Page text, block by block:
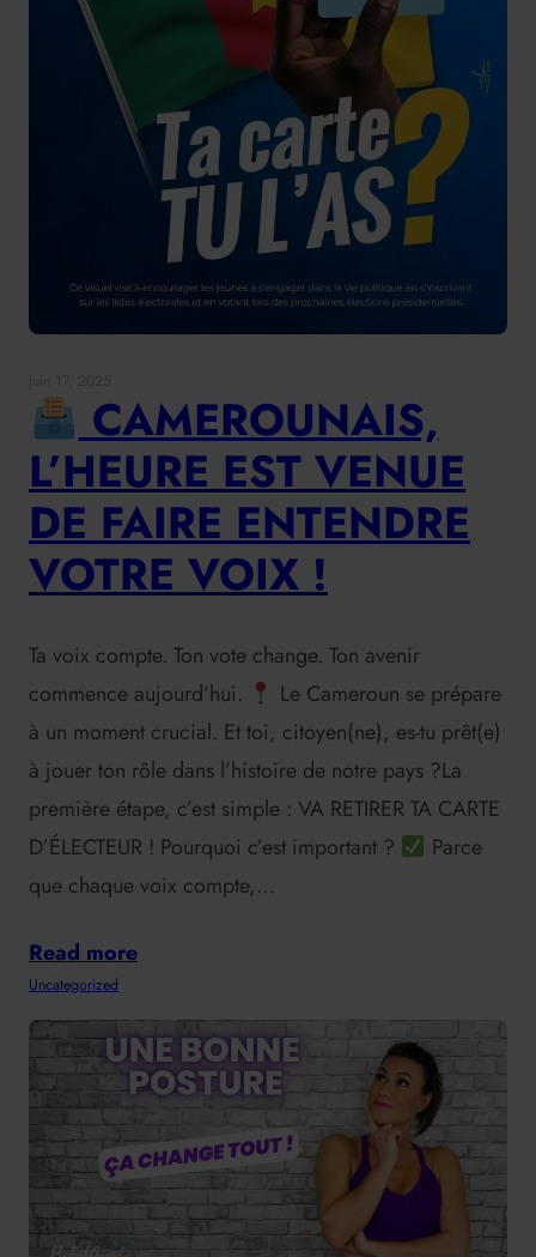
CAMEROUNAIS,
L’HEURE EST VENUE
DE FAIRE ENTENDRE
VOTRE VOIX !
Ta voix compte. Ton vote change. Ton avenir
commence aujourd’hui.
Le Cameroun se prépare
à un moment crucial. Et toi, citoyen(ne), es-tu prêt(e)
à jouer ton rôle dans l’histoire de notre pays ?La
première étape, c’est simple : VA RETIRER TA CARTE
D’ÉLECTEUR ! Pourquoi c’est important ?
Parce
que chaque voix compte,…
Read more
Uncategorized